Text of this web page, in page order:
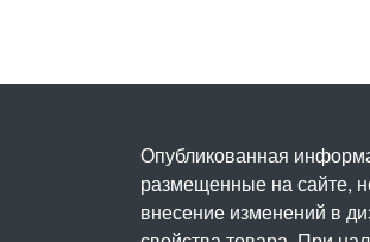
Опубликованная
размещенные на сайте,
внесение изменений в